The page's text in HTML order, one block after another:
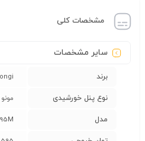
مشخصات کلی
سایر مشخصات
برند
نوع پنل خورشیدی
مدل